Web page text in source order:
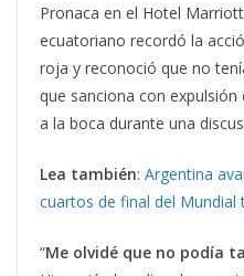
Pronaca en el Hotel
ecuatoriano recordó la
roja y reconoció que no
que sanciona con
a la boca durante una
Lea también: Argentina
cuartos de final del Mundial
“Me olvidé que no podía